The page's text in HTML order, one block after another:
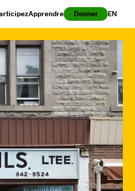
Apprendre Donner EN